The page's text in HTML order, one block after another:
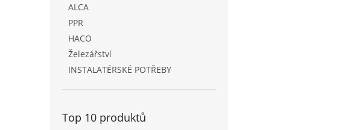
ALCA
PPR
HACO
Železářství
INSTALATÉRSKÉ POTŘEBY
Top 10 produktů